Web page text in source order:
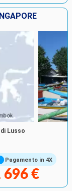
Pagamento in 4X
Lusso
696 €